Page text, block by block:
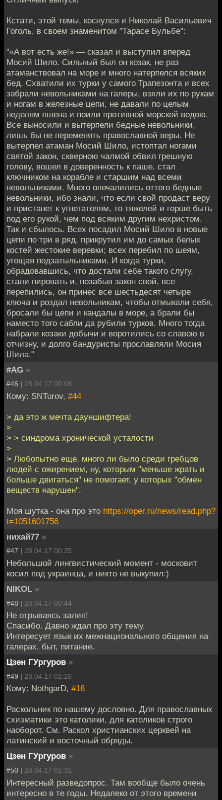
Кстати, этой темы, коснулся и Николай Васильевич
Гоголь, в своем знаменитом "Тарасе Бульбе":
"«А вот есть же!» — сказал и выступил вперед
Мосий Шило. Сильный был он козак, не раз
атаманствовал на море и много натерпелся всяких
бед. Схватили их турки у самого Трапезонта и всех
забрали невольниками на галеры, взяли их по рукам
и ногам в железные цепи, не давали по целым
неделям пшена и поили противной морской водою.
Все выносили и вытерпели бедные невольники,
лишь бы не переменять православной веры. Не
вытерпел атаман Мосий Шило, истоптал ногами
святой закон, скверною чалмой обвил грешную
голову, вошел в доверенность к паше, стал
ключником на корабле и старшим над всеми
невольниками. Много опечалились оттого бедные
невольники, ибо знали, что если свой продаст веру
и пристанет к угнетателям, то тяжелей и горше быть
под его рукой, чем под всяким другим нехристом.
Так и сбылось. Всех посадил Мосий Шило в новые
цепи по три в ряд, прикрутил им до самых белых
костей жестокие веревки; всех перебил по шеям,
угощая подзатыльниками. И когда турки,
обрадовавшись, что достали себе такого слугу,
стали пировать и, позабыв закон свой, все
перепились, он принес все шестьдесят четыре
ключа и роздал невольникам, чтобы отмыкали себя,
бросали бы цепи и кандалы в море, а брали бы
наместо того сабли да рубили турков. Много тогда
набрали козаки добычи и воротились со славою в
отчизну, и долго бандуристы прославляли Мосия
Шила."
#AG »
#46 | 28.04.17 00:06
Кому: SNTurov, #44
> да это ж мечта дауншифтера!
>
> > синдрома хронической усталости
>
> Любопытно еще, много ли было среди гребцов
людей с ожирением, ну, которым "меньше жрать и
больше двигаться" не помогает, у которых "обмен
веществ нарушен".
Моя шутка - она про это https://oper.ru/news/read.php?
t=1051601756
нихай77 »
#47 | 28.04.17 00:25
Небольшой лингвистический момент - московит
косил под украинца, и никто не выкупил:)
NIKOL »
#48 | 28.04.17 00:44
Не отрываясь залип!
Спасибо. Давно ждал про эту тему.
Интересует язык их межнационального общения на
галерах, быт, питание.
Цзен ГУргуров »
#49 | 28.04.17 01:16
Кому: NothgarD, #18
Раскольник по нашему дословно. Для православных
схизматики это католики, для католиков строго
наоборот. См. Раскол христианских церквей на
латинский и восточный обряды.
Цзен ГУргуров »
#50 | 28.04.17 01:31
Интересный разведопрос. Там вообще было очень
интересно в те годы. Недалеко от этого времени